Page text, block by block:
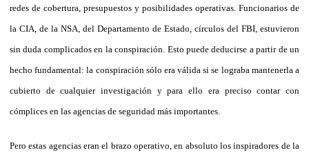
redes de cobertura, presupuestos y posibilidades operativas. Funcionarios de
la CIA, de la NSA, del Departamento de Estado, círculos del FBI, estuvieron
sin duda complicados en la conspiración. Esto puede deducirse a partir de un
hecho fundamental: la conspiración sólo era válida si se lograba mantenerla a
cubierto de cualquier investigación y para ello era preciso contar con
cómplices en las agencias de seguridad más importantes.
Pero estas agencias eran el brazo operativo, en absoluto los inspiradores de la